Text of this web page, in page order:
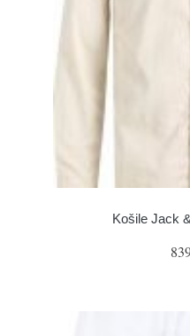
Košile Jack